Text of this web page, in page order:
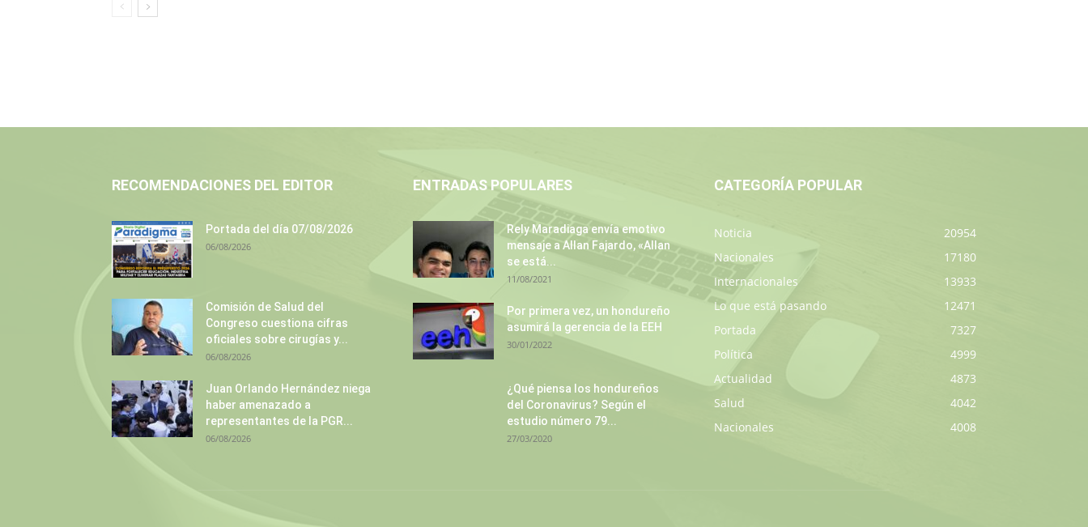
RECOMENDACIONES DEL EDITOR
Portada del día 07/08/2026
06/08/2026
Comisión de Salud del
Congreso cuestiona cifras
oficiales sobre cirugías y...
06/08/2026
Juan Orlando Hernández niega
haber amenazado a
representantes de la PGR...
06/08/2026
ENTRADAS POPULARES
Rely Maradiaga envía emotivo
mensaje a Allan Fajardo, «Allan
se está...
11/08/2021
Por primera vez, un hondureño
asumirá la gerencia de la EEH
30/01/2022
¿Qué piensa los hondureños
del Coronavirus? Según el
estudio número 79...
27/03/2020
CATEGORÍA POPULAR
Noticia
20954
Nacionales
17180
Internacionales
13933
Lo que está pasando
12471
Portada
7327
Política
4999
Actualidad
4873
Salud
4042
Nacionales
4008